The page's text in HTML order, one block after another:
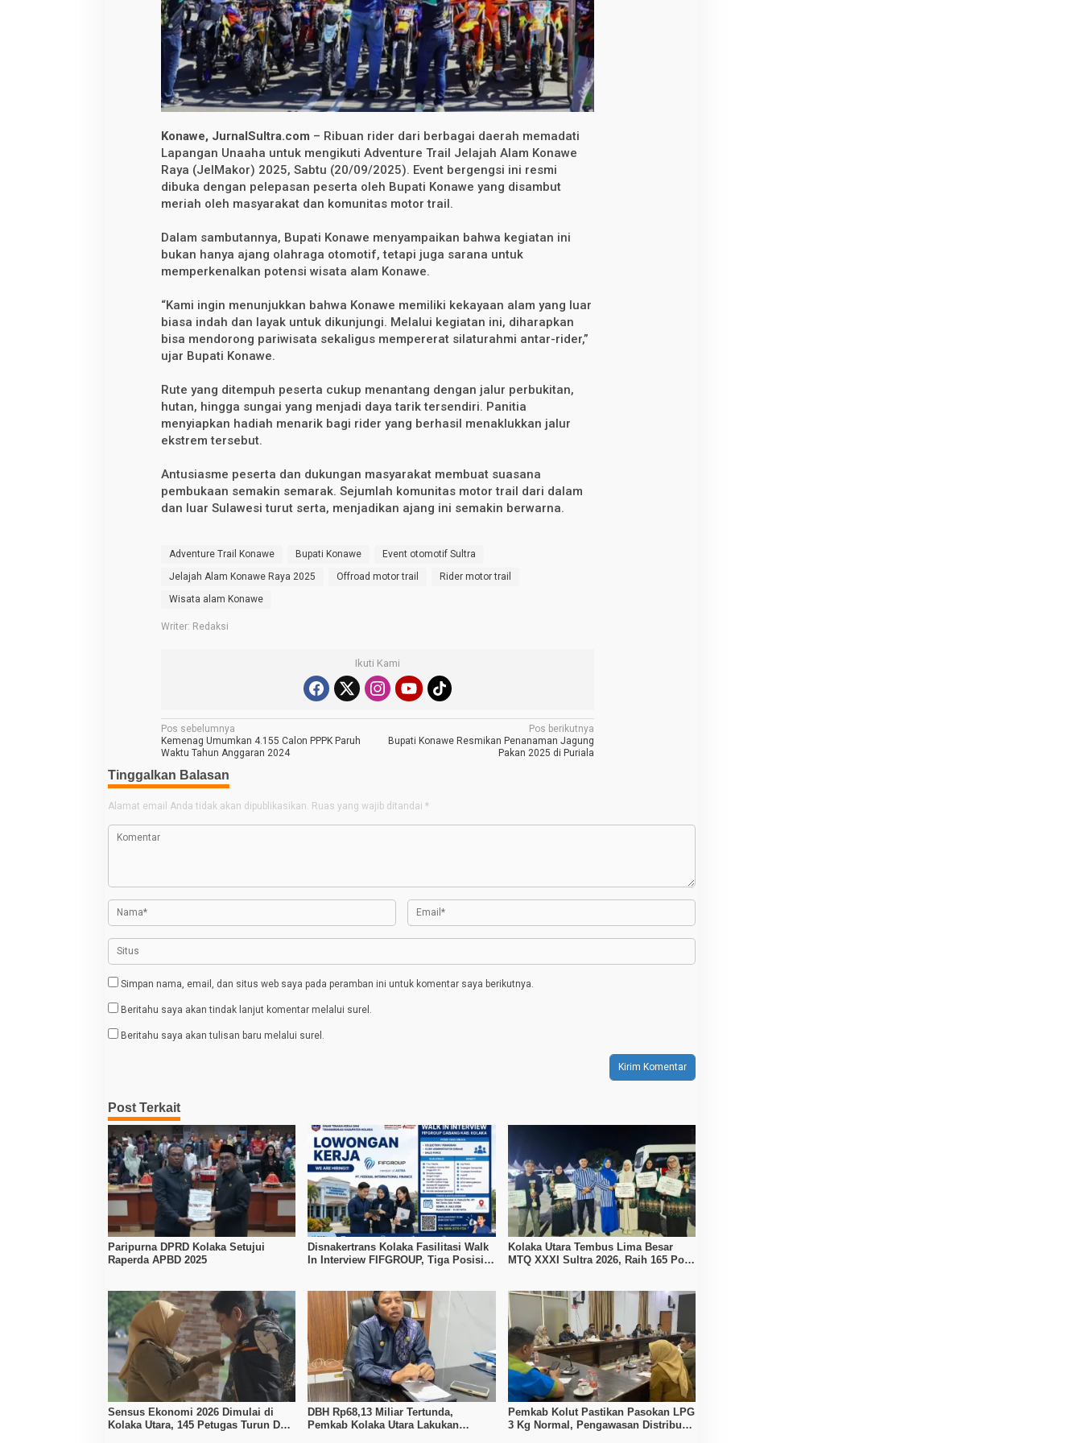
d
e
r
A
d
v
n
t
r
e
T
r
a
l
e
l
a
j
A
l
a
m
K
a
e
R
a
2
2
5
Konawe, JurnalSultra.com – Ribuan rider dari berbagai daerah memadati
Lapangan Unaaha untuk mengikuti Adventure Trail Jelajah Alam Konawe
Raya (JelMakor) 2025, Sabtu (20/09/2025). Event bergengsi ini resmi
dibuka dengan pelepasan peserta oleh Bupati Konawe yang disambut
meriah oleh masyarakat dan komunitas motor trail.
Dalam sambutannya, Bupati Konawe menyampaikan bahwa kegiatan ini
bukan hanya ajang olahraga otomotif, tetapi juga sarana untuk
memperkenalkan potensi wisata alam Konawe.
“Kami ingin menunjukkan bahwa Konawe memiliki kekayaan alam yang luar
biasa indah dan layak untuk dikunjungi. Melalui kegiatan ini, diharapkan
bisa mendorong pariwisata sekaligus mempererat silaturahmi antar-rider,”
ujar Bupati Konawe.
Rute yang ditempuh peserta cukup menantang dengan jalur perbukitan,
hutan, hingga sungai yang menjadi daya tarik tersendiri. Panitia
menyiapkan hadiah menarik bagi rider yang berhasil menaklukkan jalur
ekstrem tersebut.
Antusiasme peserta dan dukungan masyarakat membuat suasana
pembukaan semakin semarak. Sejumlah komunitas motor trail dari dalam
dan luar Sulawesi turut serta, menjadikan ajang ini semakin berwarna.
Adventure Trail Konawe Bupati Konawe
Event otomotif Sultra
Jelajah Alam Konawe Raya 2025
Offroad motor trail
Rider motor trail
Wisata alam Konawe
Writer: Redaksi
Ikuti Kami
N
a
v
i
p
o
s
Pos sebelumnya
Kemenag Umumkan 4.155 Calon PPPK Paruh
Waktu Tahun Anggaran 2024
Pos berikutnya
Bupati Konawe Resmikan Penanaman Jagung
Pakan 2025 di Puriala
Tinggalkan Balasan
Alamat email Anda tidak akan dipublikasikan. Ruas yang wajib ditandai *
Simpan nama, email, dan situs web saya pada peramban ini untuk komentar saya berikutnya.
Beritahu saya akan tindak lanjut komentar melalui surel.
Beritahu saya akan tulisan baru melalui surel.
Post Terkait
Paripurna DPRD Kolaka Setujui
Raperda APBD 2025
Disnakertrans Kolaka Fasilitasi Walk
In Interview FIFGROUP, Tiga Posisi
Kolaka Utara Tembus Lima Besar
MTQ XXXI Sultra 2026, Raih 165 Poin
Sensus Ekonomi 2026 Dimulai di
Kolaka Utara, 145 Petugas Turun Data
DBH Rp68,13 Miliar Tertunda,
Pemkab Kolaka Utara Lakukan
Pemkab Kolut Pastikan Pasokan LPG
3 Kg Normal, Pengawasan Distribusi